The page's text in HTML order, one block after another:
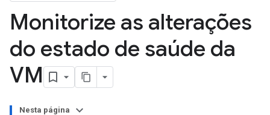
Monitorize as alterações
do estado de saúde da
VM
Nesta página